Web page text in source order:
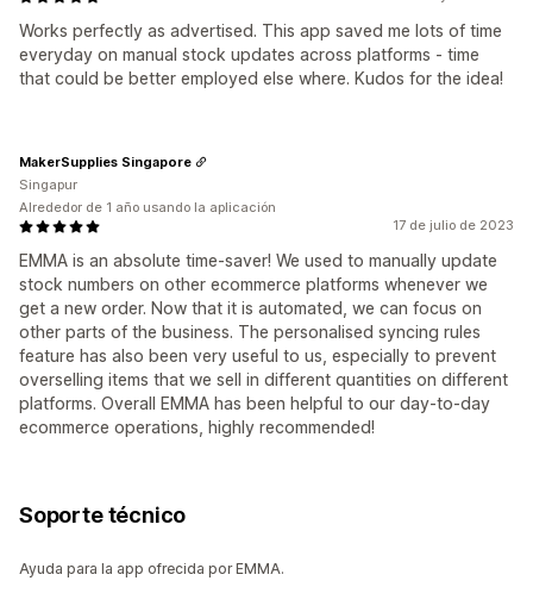
Works perfectly as advertised. This app saved me lots of time
everyday on manual stock updates across platforms - time
that could be better employed else where. Kudos for the idea!
17 de julio de 2023
EMMA is an absolute time-saver! We used to manually update
stock numbers on other ecommerce platforms whenever we
get a new order. Now that it is automated, we can focus on
other parts of the business. The personalised syncing rules
feature has also been very useful to us, especially to prevent
overselling items that we sell in different quantities on different
platforms. Overall EMMA has been helpful to our day-to-day
ecommerce operations, highly recommended!
MakerSupplies Singapore
Singapur
Alrededor de 1 año usando la aplicación
Soporte técnico
Ayuda para la app ofrecida por EMMA.